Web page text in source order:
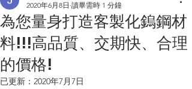
為您量身打造客製化鎢鋼材
料!!!高品質、交期快、合理
的價格!
2020年6月8日 讀畢需時 1 分鐘
已更新： 2020年7月7日